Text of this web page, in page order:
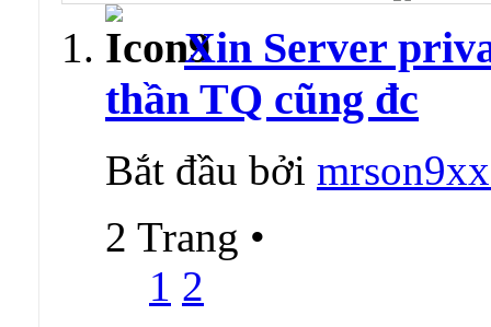
Xin Server
thần TQ cũng đc
Bắt đầu bởi
2 Trang •
1 2